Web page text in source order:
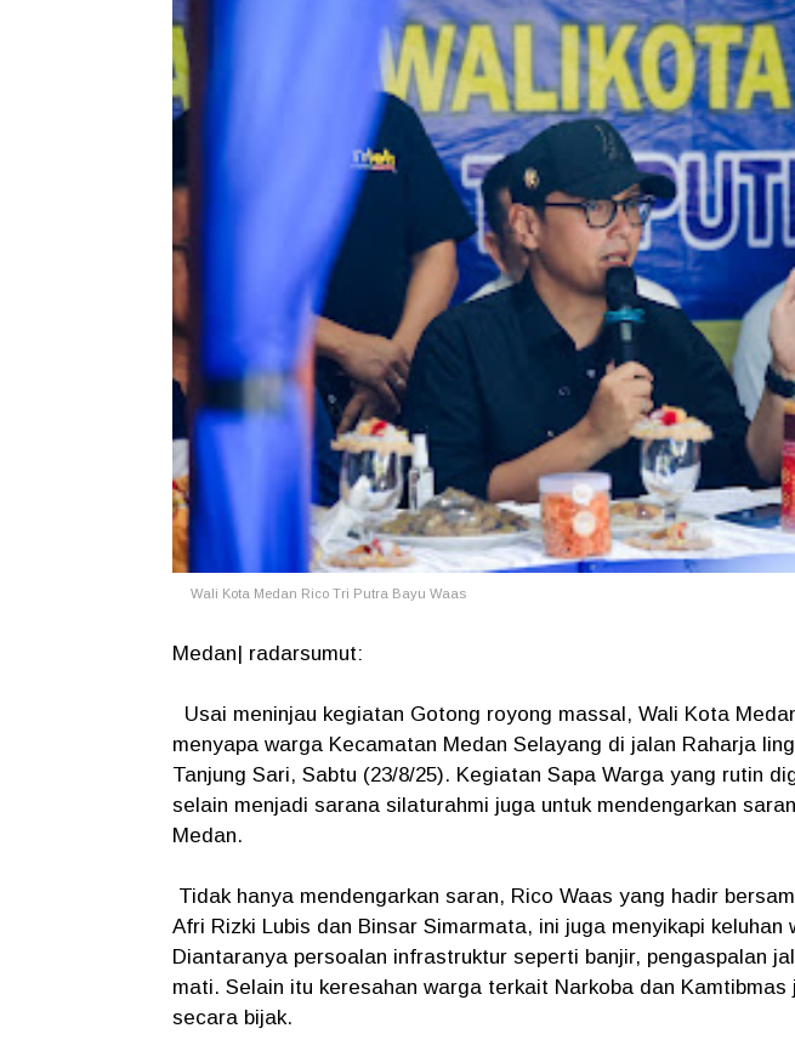
Wali Kota Medan Rico Tri Putra Bayu Waas
Medan| radarsumut:
Usai meninjau kegiatan Gotong royong massal, Wali Kota
menyapa warga Kecamatan Medan Selayang di jalan Raharja
Tanjung Sari, Sabtu (23/8/25). Kegiatan Sapa Warga yang rutin
selain menjadi sarana silaturahmi juga untuk mendengarkan
Medan.
Tidak hanya mendengarkan saran, Rico Waas yang hadir
Afri Rizki Lubis dan Binsar Simarmata, ini juga menyikapi keluhan
Diantaranya persoalan infrastruktur seperti banjir, pengaspalan
mati. Selain itu keresahan warga terkait Narkoba dan
secara bijak.